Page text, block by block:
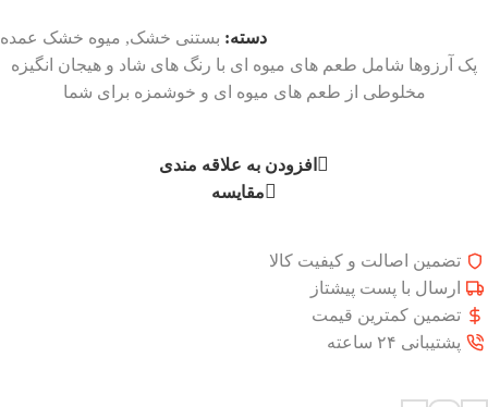
دسته: بستنی خشک, میوه خشک عمده
پک آرزوها شامل طعم های میوه ای با رنگ های شاد و هیجان انگیزه
مخلوطی از طعم های میوه ای و خوشمزه برای شما
افزودن به علاقه مندی
مقایسه
تضمین اصالت و کیفیت کالا
ارسال با پست پیشتاز
تضمین کمترین قیمت
پشتیبانی ۲۴ ساعته